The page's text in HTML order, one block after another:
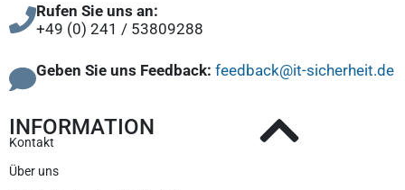
Rufen Sie uns an:
+49 (0) 241 / 53809288
Geben Sie uns Feedback: feedback@it-sicherheit.de
INFORMATION
Kontakt
Über uns